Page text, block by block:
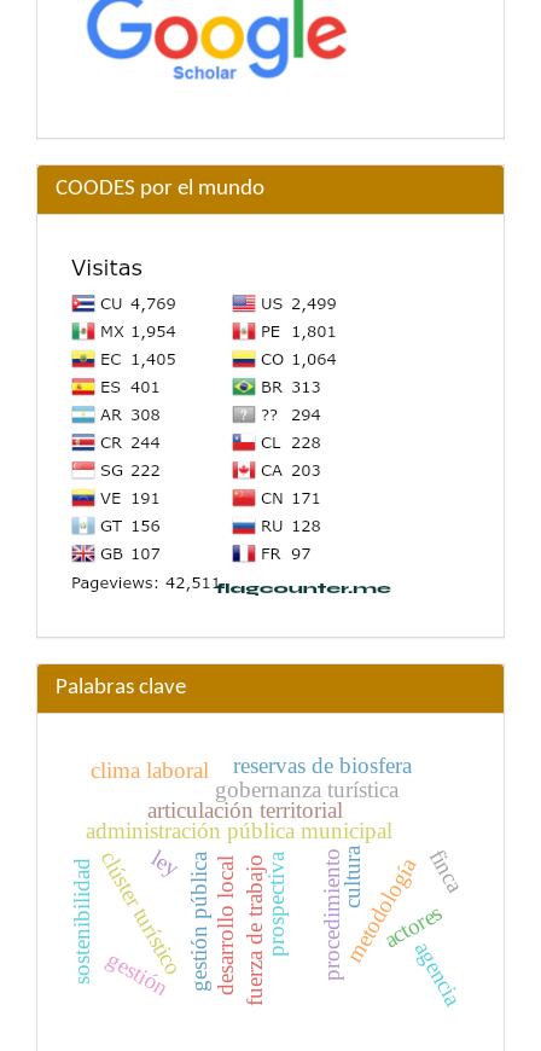
COODES por el mundo
Palabras clave
administración pública municipal
desarrollo localfuerza de trabajo
gestión pública
articulación territorial
clúster turístico
gobernanza turística
procedimiento
gestión
clima laboral
metodología
reservas de biosfera
prospectiva actores
cultura
agencia
sostenibilidad ley finca